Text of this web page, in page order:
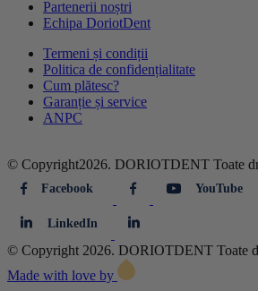
Partenerii noștri
Echipa DoriotDent
Termeni și condiții
Politica de confidențialitate
Cum plătesc?
Garanție și service
ANPC
© Copyright2026. DORIOTDENT Toate
Facebook YouTube
LinkedIn
© Copyright 2026. DORIOTDENT Toate
Made with love by